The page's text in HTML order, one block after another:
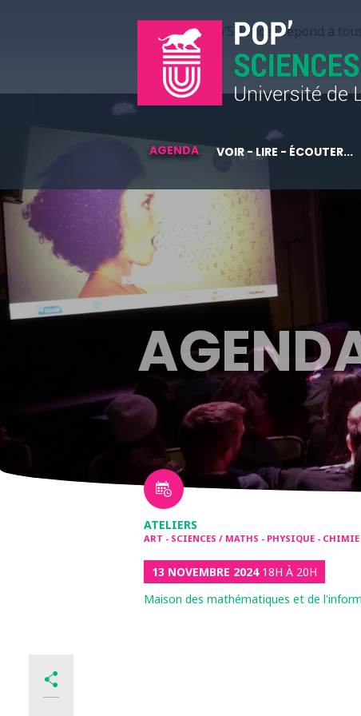
Pop’Sciences répond à
AGENDA VOIR - LIRE - ÉCOUTER...
ATELIERS
ART - SCIENCES / MATHS - PHYSIQUE - CHIMIE
13 NOVEMBRE 202418H À 20H
Maison des mathématiques et de